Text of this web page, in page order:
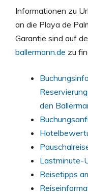
Informationen zu
an die Playa de
Garantie sind auf
ballermann.de zu
den
Lastminute-
Reisetipps